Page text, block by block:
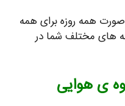
همه روزه برای همه
های مختلف شما در
ی هوایی